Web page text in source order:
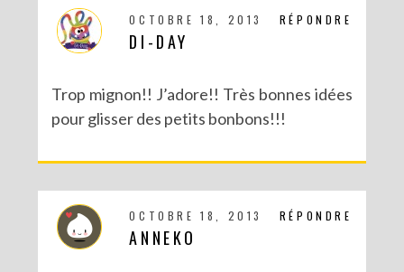
RÉPONDRE
OCTOBRE 18, 2013
DI-DAY
Trop mignon!! J’adore!! Très bonnes idées
pour glisser des petits bonbons!!!
RÉPONDRE
OCTOBRE 18, 2013
ANNEKO